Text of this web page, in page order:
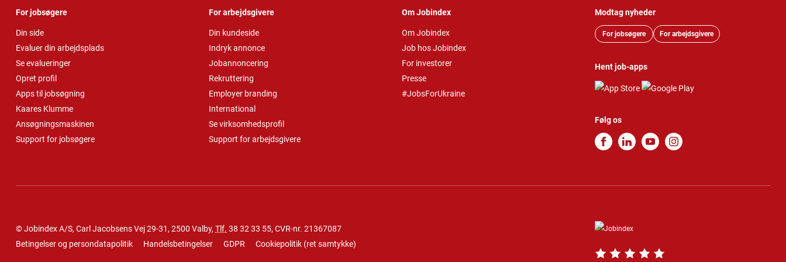
For jobsøgere
Din side
Evaluer din arbejdsplads
Se evalueringer
Opret profil
Apps til jobsøgning
Kaares Klumme
Ansøgningsmaskinen
Support for jobsøgere
For arbejdsgivere
Din kundeside
Indryk annonce
Jobannoncering
Rekruttering
Employer branding
International
Se virksomhedsprofil
Support for arbejdsgivere
Om Jobindex
Om Jobindex
Job hos Jobindex
For investorer
Presse
#JobsForUkraine
Modtag nyheder
For jobsøgere For arbejdsgivere
Hent job-apps
Følg os
© Jobindex A/S, Carl Jacobsens Vej 29-31, 2500 Valby, Tlf. 38 32 33 55, CVR-nr. 21367087
Betingelser og persondatapolitik
Handelsbetingelser GDPR Cookiepolitik (ret samtykke)